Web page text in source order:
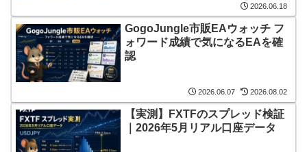
2026.06.18
GogoJungle市販EAウォッチ フ
ォワード成績で気になるEAを確
認
2026.06.07 2026.08.02
【実測】FXTFのスプレッド検証
｜2026年5月リアル口座データ